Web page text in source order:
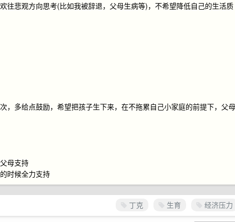
往悲观方向思考(比如我被辞退，父母生病等)，不希望降低自己的生活质
，多给点鼓励，希望把孩子生下来，在不拖累自己小家庭的前提下，父母
母支持
时候全力支持
丁克 生育 经济压力